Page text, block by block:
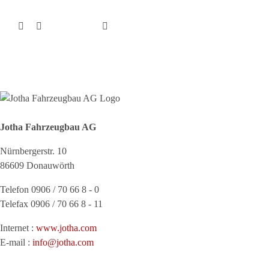
Facebook WhatsApp
Pinterest
Jotha Fahrzeugbau AG
Nürnbergerstr. 10
86609 Donauwörth
Telefon 0906 / 70 66 8 - 0
Telefax 0906 / 70 66 8 - 11
Internet : www.jotha.com
E-mail : info@jotha.com